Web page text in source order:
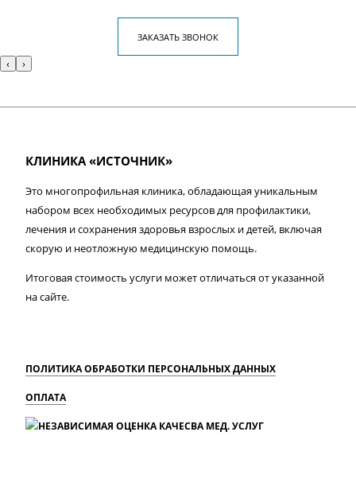
ЗАКАЗАТЬ ЗВОНОК
‹ ›
КЛИНИКА «ИСТОЧНИК»
Это многопрофильная клиника, обладающая уникальным
набором всех необходимых ресурсов для профилактики,
лечения и сохранения здоровья взрослых и детей, включая
скорую и неотложную медицинскую помощь.
Итоговая стоимость услуги может отличаться от указанной
на сайте.
ПОЛИТИКА ОБРАБОТКИ ПЕРСОНАЛЬНЫХ ДАННЫХ
ОПЛАТА